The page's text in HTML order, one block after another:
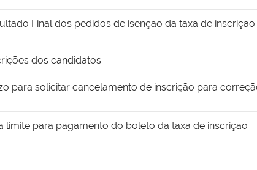
Final dos pedidos de isenção da taxa de inscrição
dos candidatos
para solicitar cancelamento de inscrição para
limite para pagamento do boleto da taxa de inscrição